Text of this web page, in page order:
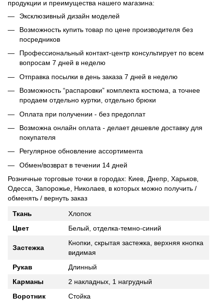
продукции и преимущества нашего магазина:
Эксклюзивный дизайн моделей
Возможность купить товар по цене производителя без
посредников
Профессиональный контакт-центр консультирует по всем
вопросам 7 дней в неделю
Отправка посылки в день заказа 7 дней в неделю
Возможность “распаровки” комплекта костюма, а точнее
продаем отдельно куртки, отдельно брюки
Оплата при получении - без предоплат
Возможна онлайн оплата - делает дешевле доставку для
покупателя
Регулярное обновление ассортимента
Обмен/возврат в течении 14 дней
Розничные торговые точки в городах: Киев, Днепр, Харьков,
Одесса, Запорожье, Николаев, в которых можно получить /
обменять / вернуть заказ
Ткань
Хлопок
Цвет
Белый, отделка-темно-синий
Застежка
Кнопки, скрытая застежка, верхняя кнопка
видимая
Рукав
Длинный
Карманы
2 накладных, 1 нагрудный
Воротник
Стойка